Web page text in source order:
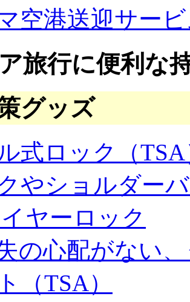
空港送迎サー
旅行に便利な
グッズ
式ロック（
やショルダー
ヤーロック
の心配がない
（TSA）